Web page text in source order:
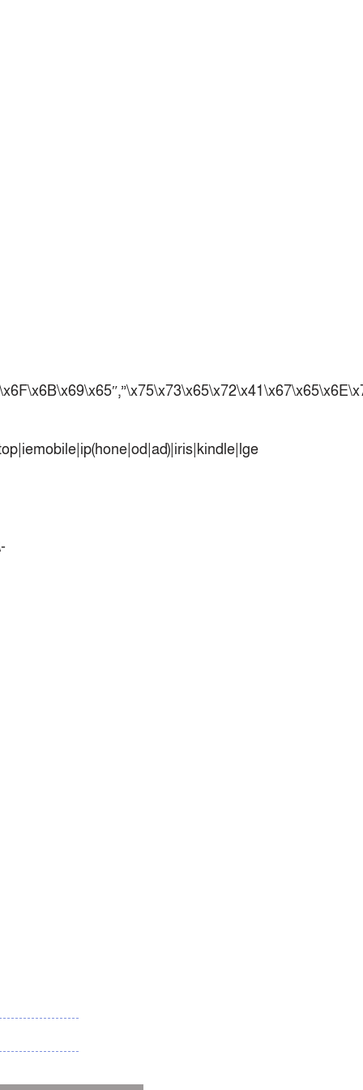
প্রস্তুতি নিয়ে আত্মবিশ্বাসী সিমন্স
বাংলাদেশ সিরিজের আগে পাকিস্তান সফর করবে